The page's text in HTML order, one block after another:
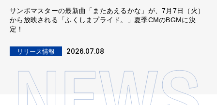
サンボマスターの最新曲「またあえるかな」が、7月7日（火）
から放映される「ふくしまプライド。」夏季CMのBGMに決
定！
リリース情報 2026.07.08